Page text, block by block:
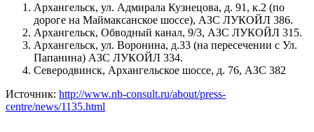
Архангельск, ул. Адмирала Кузнецова, д. 91, к.2 (по
дороге на Маймаксанское шоссе), АЗС ЛУКОЙЛ 386.
Архангельск, Обводный канал, 9/3, АЗС ЛУКОЙЛ 315.
Архангельск, ул. Воронина, д.33 (на пересечении с Ул.
Папанина) АЗС ЛУКОЙЛ 334.
Северодвинск, Архангельское шоссе, д. 76, АЗС 382
Источник: http://www.nb-consult.ru/about/press-
centre/news/1135.html